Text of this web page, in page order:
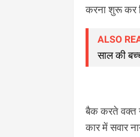
करना शुरू कर
ALSO
साल की
बैक करते वक्त
कार में सवार